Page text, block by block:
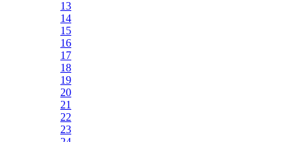
13
14
15
16
17
18
19
20
21
22
23